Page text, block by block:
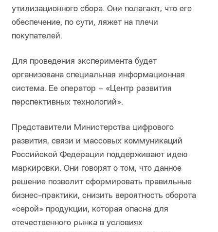
утилизационного сбора. Они полагают, что его
обеспечение, по сути, ляжет на плечи
покупателей.
Для проведения эксперимента будет
организована специальная информационная
система. Ее оператор – «Центр развития
перспективных технологий».
Представители Министерства цифрового
развития, связи и массовых коммуникаций
Российской Федерации поддерживают идею
маркировки. Они говорят о том, что данное
решение позволит сформировать правильные
бизнес-практики, снизить вероятность оборота
«серой» продукции, которая опасна для
отечественного рынка в условиях